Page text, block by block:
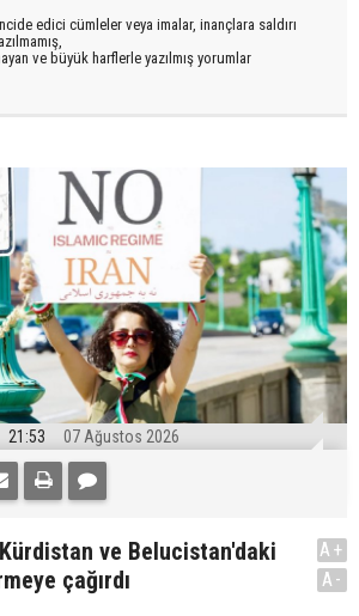
edici cümleler veya imalar, inançlara saldırı
ve büyük harflerle yazılmış yorumlar
21:53 07 Ağustos 2026
ve Belucistan'daki
çağırdı
A+
A-